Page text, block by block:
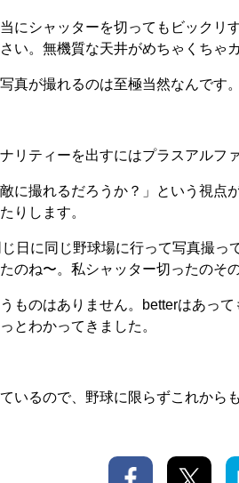
にシャッターを切ってもビック
い。無機質な天井がめちゃくちゃ
真が撮れるのは至極当然なんです
リティーを出すにはプラスアルフ
に撮れるだろうか？」という視
りします。
日に同じ野球場に行って写真撮
のね〜。私シャッター切ったのそ
ものはありません。betterはあっ
わかってきました。
いるので、野球に限らずこれか